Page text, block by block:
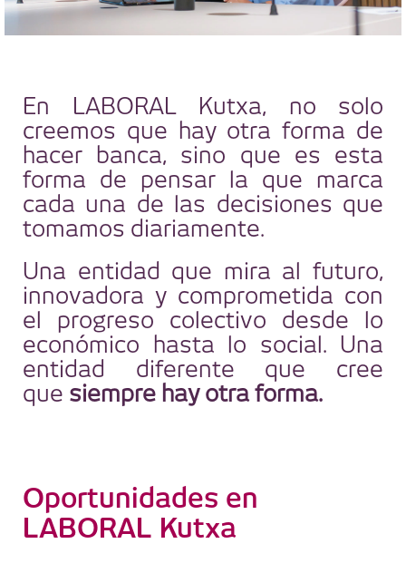
En LABORAL Kutxa, no solo
creemos que hay otra forma de
hacer banca, sino que es esta
forma de pensar la que marca
cada una de las decisiones que
tomamos diariamente.
Una entidad que mira al futuro,
innovadora y comprometida con
el progreso colectivo desde lo
económico hasta lo social. Una
entidad diferente que cree
que siempre hay otra forma.
Oportunidades en
LABORAL Kutxa